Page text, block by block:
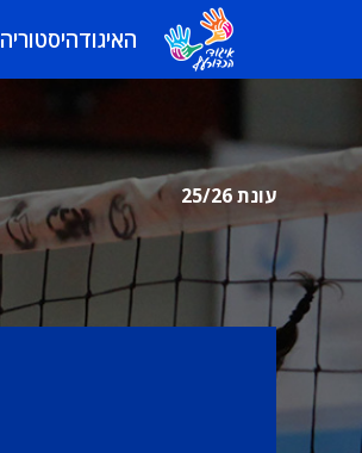
האיגודהיסטוריה
עונת 25/26